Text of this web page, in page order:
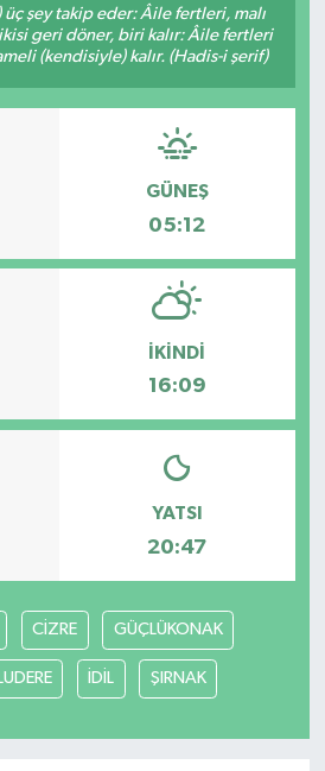
üç şey takip eder: Âile fertleri, malı
geri döner, biri kalır: Âile fertleri
(kendisiyle) kalır. (Hadis-i şerif)
GÜNEŞ
05:12
İKINDI
16:09
YATSI
20:47
CİZRE GÜÇLÜKONAK
İDİL ŞIRNAK